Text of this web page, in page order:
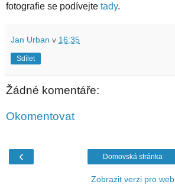
fotografie se podívejte tady.
Jan Urban v 16:35
Sdílet
Žádné komentáře:
Okomentovat
‹ Domovská stránka
Zobrazit verzi pro web